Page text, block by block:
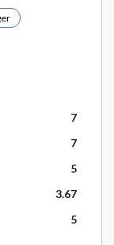
7
7
5
3.67
5